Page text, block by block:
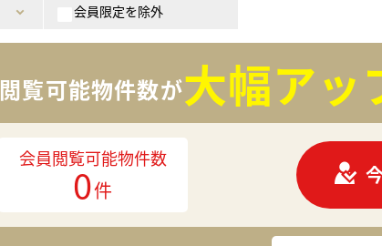
会員限定を除外
閲覧可能物件数が大幅アッ
会員閲覧可能物件数
0件